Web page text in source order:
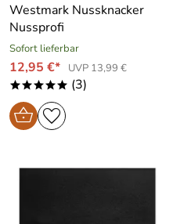
Westmark Nussknacker
Nussprofi
Sofort lieferbar
12,95 €* UVP 13,99 €
***** (3)